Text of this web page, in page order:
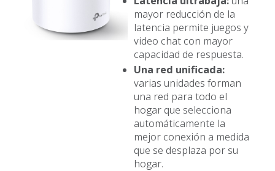
mayor reducción de la
latencia permite juegos y
video chat con mayor
capacidad de respuesta.
Una red unificada:
varias unidades forman
una red para todo el
hogar que selecciona
automáticamente la
mejor conexión a medida
que se desplaza por su
hogar.